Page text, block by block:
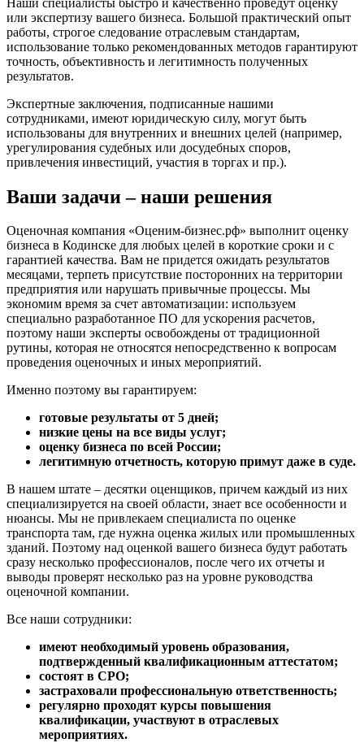
или экспертизу вашего бизнеса. Большой практический опыт
работы, строгое следование отраслевым стандартам,
использование только рекомендованных методов гарантируют
точность, объективность и легитимность полученных
результатов.
Экспертные заключения, подписанные нашими
сотрудниками, имеют юридическую силу, могут быть
использованы для внутренних и внешних целей (например,
урегулирования судебных или досудебных споров,
привлечения инвестиций, участия в торгах и пр.).
Ваши задачи – наши решения
Оценочная компания «Оценим-бизнес.рф» выполнит оценку
бизнеса в Кодинске для любых целей в короткие сроки и с
гарантией качества. Вам не придется ожидать результатов
месяцами, терпеть присутствие посторонних на территории
предприятия или нарушать привычные процессы. Мы
экономим время за счет автоматизации: используем
специально разработанное ПО для ускорения расчетов,
поэтому наши эксперты освобождены от традиционной
рутины, которая не относятся непосредственно к вопросам
проведения оценочных и иных мероприятий.
Именно поэтому вы гарантируем:
готовые результаты от 5 дней;
низкие цены на все виды услуг;
оценку бизнеса по всей России;
легитимную отчетность, которую примут даже в суде.
В нашем штате – десятки оценщиков, причем каждый из них
специализируется на своей области, знает все особенности и
нюансы. Мы не привлекаем специалиста по оценке
транспорта там, где нужна оценка жилых или промышленных
зданий. Поэтому над оценкой вашего бизнеса будут работать
сразу несколько профессионалов, после чего их отчеты и
выводы проверят несколько раз на уровне руководства
оценочной компании.
Все наши сотрудники:
имеют необходимый уровень образования,
подтвержденный квалификационным аттестатом;
состоят в СРО;
застраховали профессиональную ответственность;
регулярно проходят курсы повышения
квалификации, участвуют в отраслевых
мероприятиях.
Бутурлиновка
Валдай
Валуйки
Великие Луки
Великий Новгород
Великий Устюг
Вельск
Верещагино
Верхний Уфалей
Верхняя Салда
Владивосток
Владикавказ
Владимир
Волгоград
Волгодонск
Волжск
Волжский
Вологда
Волхов
Вольск
Воскресенск
Воткинск
Всеволожск
Выборг
Выкса
Вязники
Вятские Поляны
Гатчина
Геленджик
Георгиевск
Горно-Алтайск